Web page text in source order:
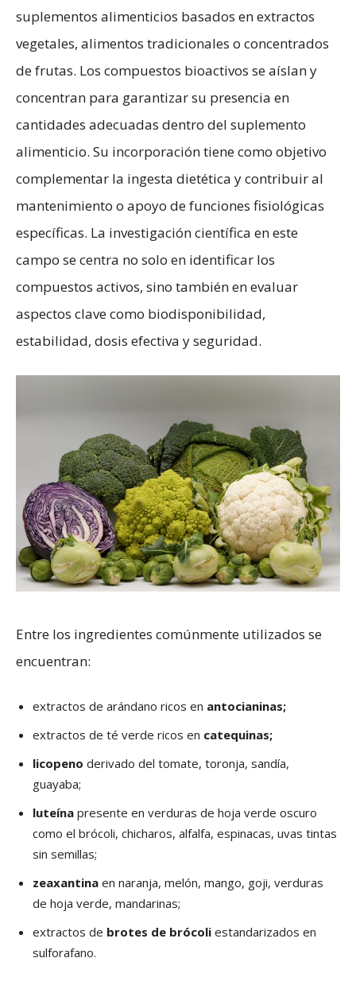
suplementos alimenticios basados en extractos
vegetales, alimentos tradicionales o concentrados
de frutas. Los compuestos bioactivos se aíslan y
concentran para garantizar su presencia en
cantidades adecuadas dentro del suplemento
alimenticio. Su incorporación tiene como objetivo
complementar la ingesta dietética y contribuir al
mantenimiento o apoyo de funciones fisiológicas
específicas. La investigación científica en este
campo se centra no solo en identificar los
compuestos activos, sino también en evaluar
aspectos clave como biodisponibilidad,
estabilidad, dosis efectiva y seguridad.
Entre los ingredientes comúnmente utilizados se
encuentran:
extractos de arándano ricos en antocianinas;
extractos de té verde ricos en catequinas;
licopeno derivado del tomate, toronja, sandía,
guayaba;
luteína presente en verduras de hoja verde oscuro
como el brócoli, chicharos, alfalfa, espinacas, uvas tintas
sin semillas;
zeaxantina en naranja, melón, mango, goji, verduras
de hoja verde, mandarinas;
extractos de brotes de brócoli estandarizados en
sulforafano.